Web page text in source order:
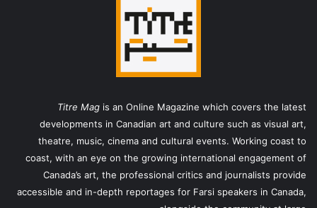
Titre Mag is an Online Magazine which covers the latest
developments in Canadian art and culture such as visual art,
theatre, music, cinema and cultural events. Working coast to
coast, with an eye on the growing international engagement of
Canada’s art, the professional critics and journalists provide
accessible and in-depth reportages for Farsi speakers in Canada,